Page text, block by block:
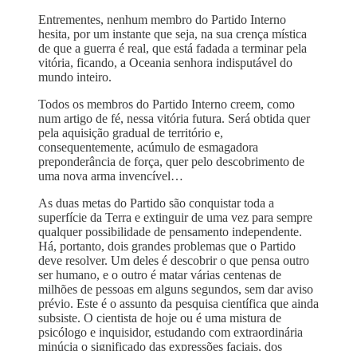
Entrementes, nenhum membro do Partido Interno
hesita, por um instante que seja, na sua crença mística
de que a guerra é real, que está fadada a terminar pela
vitória, ficando, a Oceania senhora indisputável do
mundo inteiro.
Todos os membros do Partido Interno creem, como
num artigo de fé, nessa vitória futura. Será obtida quer
pela aquisição gradual de território e,
consequentemente, acúmulo de esmagadora
preponderância de força, quer pelo descobrimento de
uma nova arma invencível…
As duas metas do Partido são conquistar toda a
superfície da Terra e extinguir de uma vez para sempre
qualquer possibilidade de pensamento independente.
Há, portanto, dois grandes problemas que o Partido
deve resolver. Um deles é descobrir o que pensa outro
ser humano, e o outro é matar várias centenas de
milhões de pessoas em alguns segundos, sem dar aviso
prévio. Este é o assunto da pesquisa científica que ainda
subsiste. O cientista de hoje ou é uma mistura de
psicólogo e inquisidor, estudando com extraordinária
minúcia o significado das expressões faciais, dos